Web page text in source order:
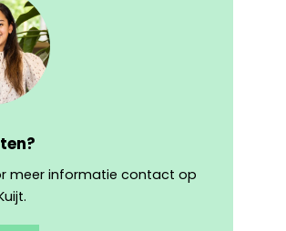
meer informatie contact op